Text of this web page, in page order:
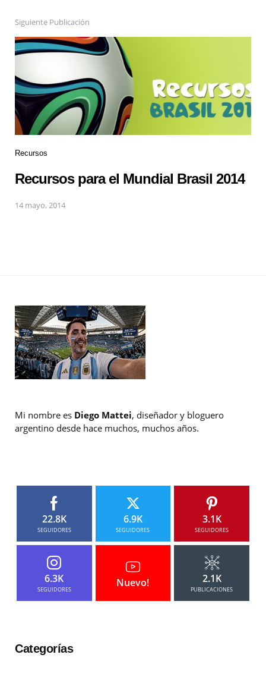
Siguiente Publicación
Recursos
Recursos para el Mundial Brasil 2014
14 mayo, 2014
Mi nombre es Diego Mattei, diseñador y bloguero
argentino desde hace muchos, muchos años.
22.8K
SEGUIDORES
6.9K
SEGUIDORES
3.1K
SEGUIDORES
6.3K
SEGUIDORES
Nuevo! 2.1K
PUBLICACIONES
Categorías